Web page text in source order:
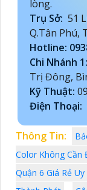
lòng.
Trụ Sở: 51
Q.Tân Phú,
Hotline:
Chi Nhánh 1:
Trị Đông,
Kỹ Thuật:
Điện Thoại:
Thông Tin:
Color Không Cần
Quận 6 Giá Rẻ Uy